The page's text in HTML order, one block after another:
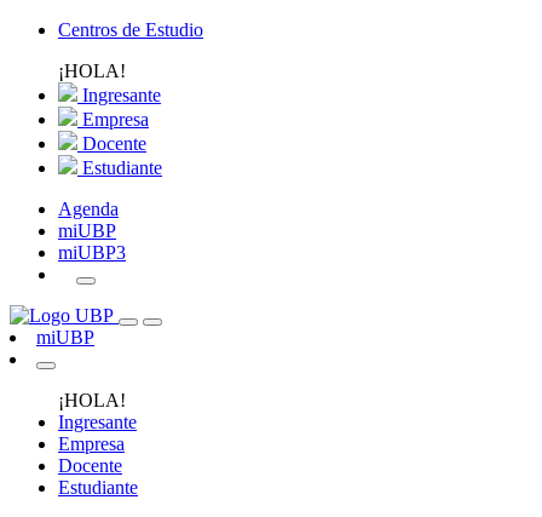
Centros de Estudio
¡HOLA!
Ingresante
Empresa
Docente
Estudiante
Agenda
miUBP
miUBP3
miUBP
¡HOLA!
Ingresante
Empresa
Docente
Estudiante